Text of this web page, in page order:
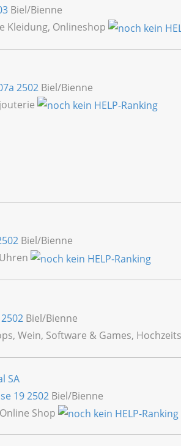
Biel/Bienne
Kleidung, Onlineshop
2502 Biel/Bienne
Biel/Bienne
2502 Biel/Bienne
Wein, Software & Games,
SA
192502 Biel/Bienne
Shop